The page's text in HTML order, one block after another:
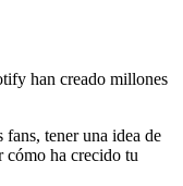
han creado millones
fans, tener una idea de
cómo ha crecido tu